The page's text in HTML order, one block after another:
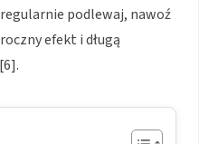
podlewaj, nawoź
efekt i długą